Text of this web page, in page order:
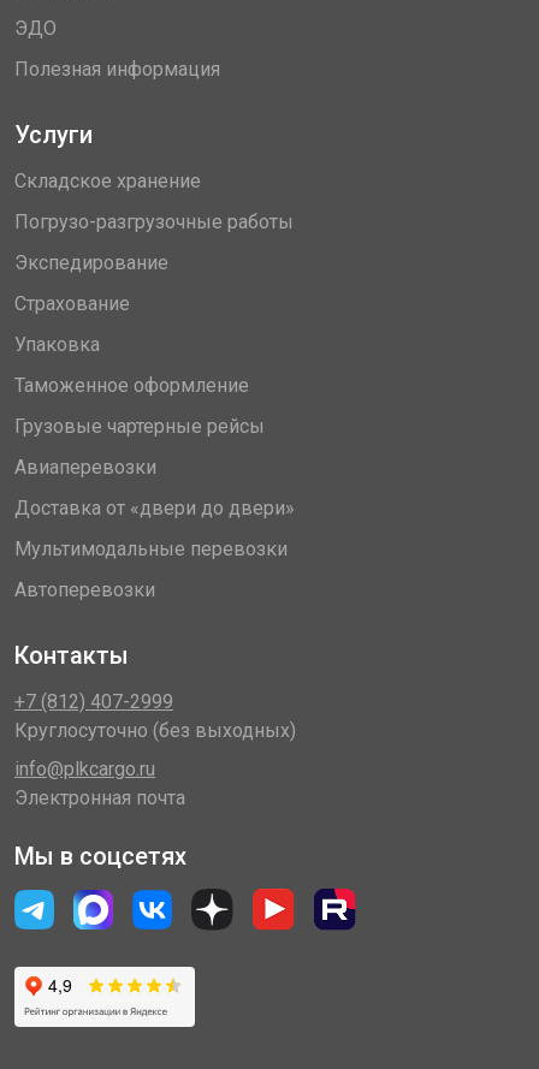
ЭДО
Полезная информация
Услуги
Складское хранение
Погрузо-разгрузочные работы
Экспедирование
Страхование
Упаковка
Таможенное оформление
Грузовые чартерные рейсы
Авиаперевозки
Доставка от «двери до двери»
Мультимодальные перевозки
Автоперевозки
Контакты
+7 (812) 407-2999
Круглосуточно (без выходных)
info@plkcargo.ru
Электронная почта
Мы в соцсетях